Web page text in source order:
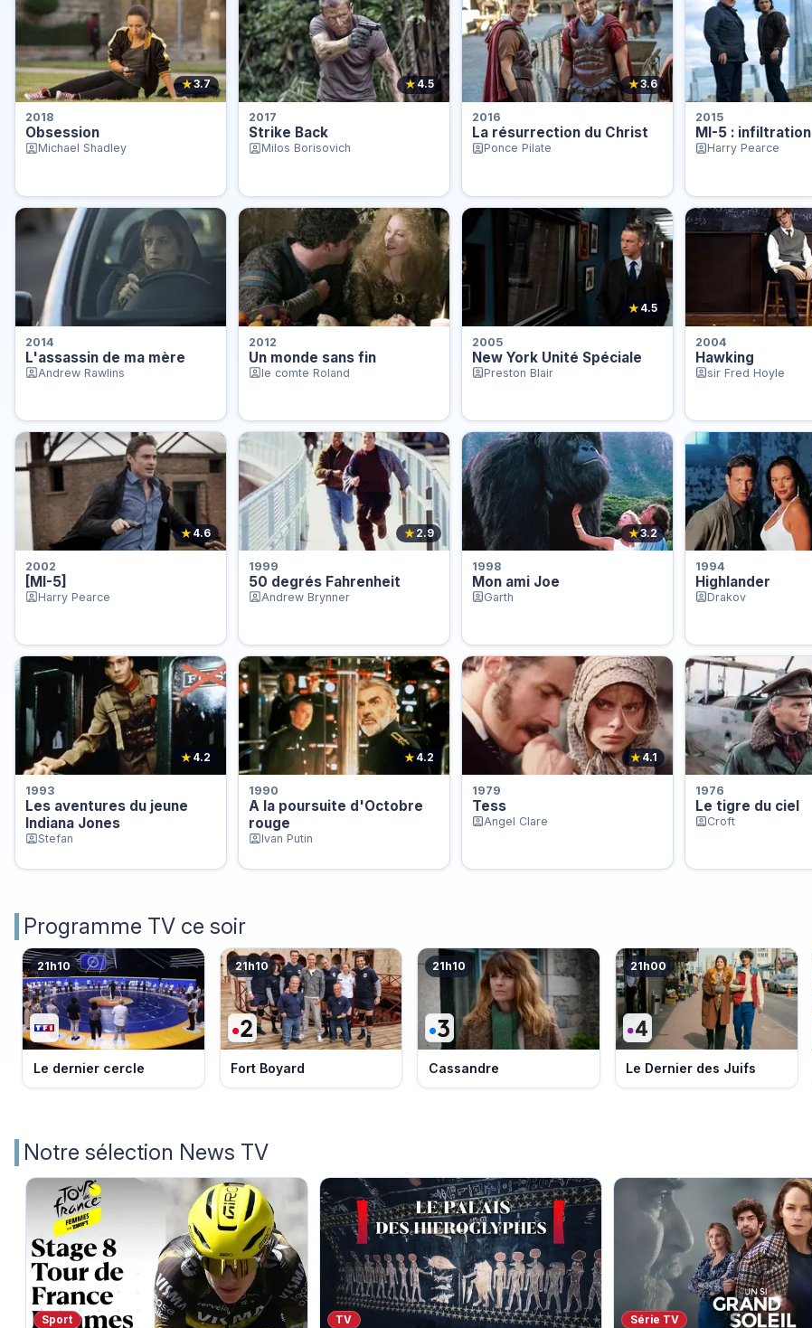
★3.7
2018
Obsession
Michael Shadley
★4.5
2017
Strike Back
Milos Borisovich
★3.6
2016
La résurrection du Christ
Ponce Pilate
2015
MI-5 : infiltration
Harry Pearce
2014
L'assassin de ma mère
Andrew Rawlins
2012
Un monde sans fin
le comte Roland
★ 4.5
2005
New York Unité Spéciale
Preston Blair
2004
Hawking
sir Fred Hoyle
★4.6
2002
[MI-5]
Harry Pearce
★ 2.9
1999
50 degrés Fahrenheit
Andrew Brynner
★3.2
1998
Mon ami Joe
Garth
1994
Highlander
Drakov
★ 4.2
1993
Les aventures du jeune
Indiana Jones
Stefan
★ 4.2
1990
A la poursuite d'Octobre
rouge
Ivan Putin
★ 4.1
1979
Tess
Angel Clare
1976
Le tigre du ciel
Croft
Programme TV ce soir
21h10
Le dernier cercle
21h10
Fort Boyard
21h10
Cassandre
21h00
Le Dernier des Juifs
Notre sélection News TV
Sport TV Série TV